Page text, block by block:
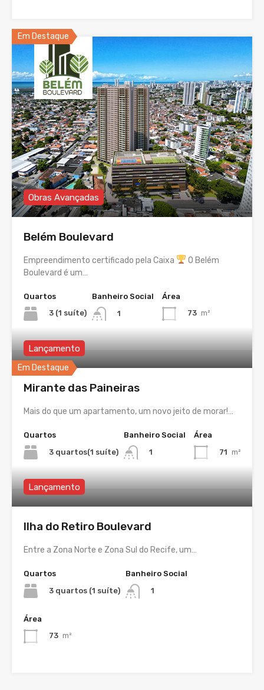
Em Destaque
Obras Avançadas
Belém Boulevard
Empreendimento certificado pela Caixa
O Belém
Boulevard é um…
Quartos
3 (1 suíte)
Banheiro Social
1
Área
73 m²
Em Destaque
Lançamento
Mirante das Paineiras
Mais do que um apartamento, um novo jeito de morar!…
Quartos
3 quartos(1 suíte)
Banheiro Social
1
Área
71 m²
Lançamento
Ilha do Retiro Boulevard
Entre a Zona Norte e Zona Sul do Recife, um…
Quartos
3 quartos (1 suíte)
Banheiro Social
1
Área
73 m²